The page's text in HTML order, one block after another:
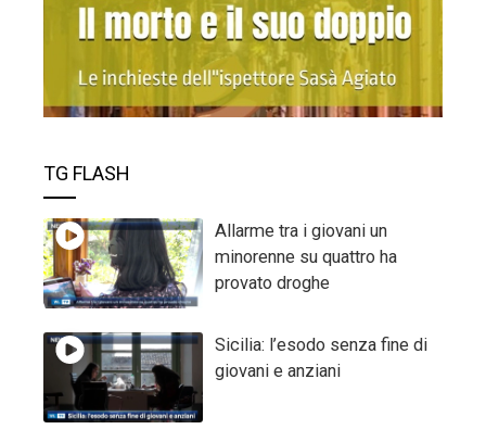
TG FLASH
Allarme tra i giovani un
minorenne su quattro ha
provato droghe
Sicilia: l’esodo senza fine di
giovani e anziani